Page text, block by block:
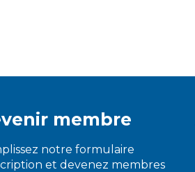
membre
notre formulaire
et devenez membres